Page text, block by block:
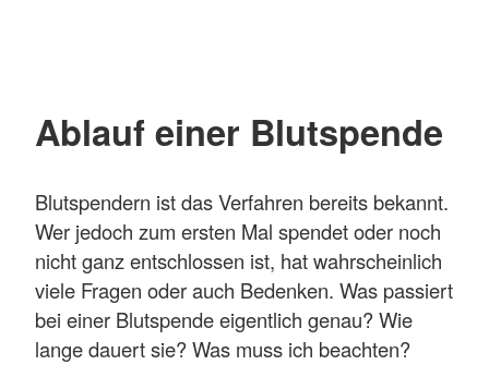
Ablauf einer Blutspende
Blutspendern ist das Verfahren bereits bekannt.
Wer jedoch zum ersten Mal spendet oder noch
nicht ganz entschlossen ist, hat wahrscheinlich
viele Fragen oder auch Bedenken. Was passiert
bei einer Blutspende eigentlich genau? Wie
lange dauert sie? Was muss ich beachten?